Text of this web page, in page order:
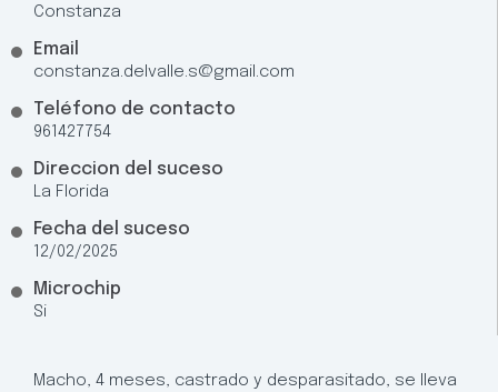
Constanza
Email
constanza.delvalle.s@gmail.com
Teléfono de contacto
961427754
Direccion del suceso
La Florida
Fecha del suceso
12/02/2025
Microchip
Si
Macho, 4 meses, castrado y desparasitado, se lleva